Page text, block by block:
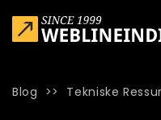
Blog >> Tekniske